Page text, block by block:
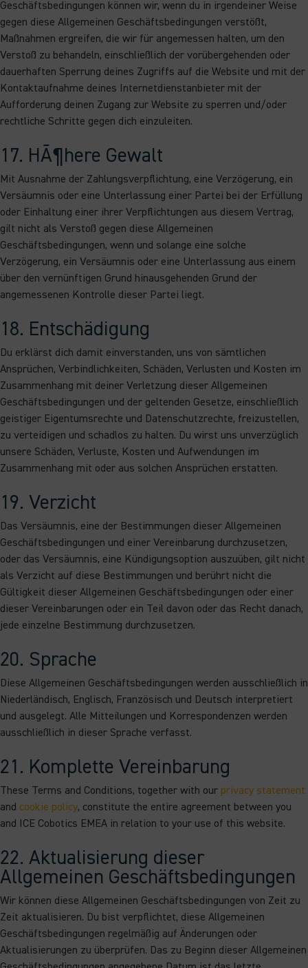
Geschäftsbedingungen können wir, wenn du in irgendeiner Weise
gegen diese Allgemeinen Geschäftsbedingungen verstößt,
Maßnahmen ergreifen, die wir für angemessen halten, um den
Verstoß zu behandeln, einschließlich der vorübergehenden oder
dauerhaften Sperrung deines Zugriffs auf die Website und mit der
Kontaktaufnahme deines Internetdienstanbieter mit der
Aufforderung deinen Zugang zur Website zu sperren und/oder
rechtliche Schritte gegen dich einzuleiten.
17. HÃ¶here Gewalt
Mit Ausnahme der Zahlungsverpflichtung, eine Verzögerung, ein
Versäumnis oder eine Unterlassung einer Partei bei der Erfüllung
oder Einhaltung einer ihrer Verpflichtungen aus diesem Vertrag,
gilt nicht als Verstoß gegen diese Allgemeinen
Geschäftsbedingungen, wenn und solange eine solche
Verzögerung, ein Versäumnis oder eine Unterlassung aus einem
über den vernünftigen Grund hinausgehenden Grund der
angemessenen Kontrolle dieser Partei liegt.
18. Entschädigung
Du erklärst dich damit einverstanden, uns von sämtlichen
Ansprüchen, Verbindlichkeiten, Schäden, Verlusten und Kosten im
Zusammenhang mit deiner Verletzung dieser Allgemeinen
Geschäftsbedingungen und der geltenden Gesetze, einschließlich
geistiger Eigentumsrechte und Datenschutzrechte, freizustellen,
zu verteidigen und schadlos zu halten. Du wirst uns unverzüglich
unsere Schäden, Verluste, Kosten und Aufwendungen im
Zusammenhang mit oder aus solchen Ansprüchen erstatten.
19. Verzicht
Das Versäumnis, eine der Bestimmungen dieser Allgemeinen
Geschäftsbedingungen und einer Vereinbarung durchzusetzen,
oder das Versäumnis, eine Kündigungsoption auszuüben, gilt nicht
als Verzicht auf diese Bestimmungen und berührt nicht die
Gültigkeit dieser Allgemeinen Geschäftsbedingungen oder einer
dieser Vereinbarungen oder ein Teil davon oder das Recht danach,
jede einzelne Bestimmung durchzusetzen.
20. Sprache
Diese Allgemeinen Geschäftsbedingungen werden ausschließlich in
Niederländisch, Englisch, Französisch und Deutsch interpretiert
und ausgelegt. Alle Mitteilungen und Korrespondenzen werden
ausschließlich in dieser Sprache verfasst.
21. Komplette Vereinbarung
These Terms and Conditions, together with our privacy statement
and cookie policy, constitute the entire agreement between you
and ICE Cobotics EMEA in relation to your use of this website.
22. Aktualisierung dieser
Allgemeinen Geschäftsbedingungen
Wir können diese Allgemeinen Geschäftsbedingungen von Zeit zu
Zeit aktualisieren. Du bist verpflichtet, diese Allgemeinen
Geschäftsbedingungen regelmäßig auf Änderungen oder
Aktualisierungen zu überprüfen. Das zu Beginn dieser Allgemeinen